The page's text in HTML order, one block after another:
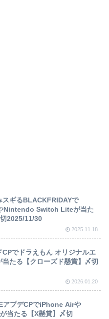
スギるBLACKFRIDAYで
Nintendo Switch Liteが当た
2025/11/30
2025.11.18
CPでドラえもん オリジナルエ
当たる【クローズド懸賞】〆切
2026.01.20
アプデCPでiPhone Airや
当たる【X懸賞】〆切